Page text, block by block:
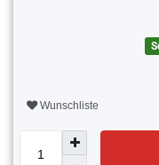
Wunschliste